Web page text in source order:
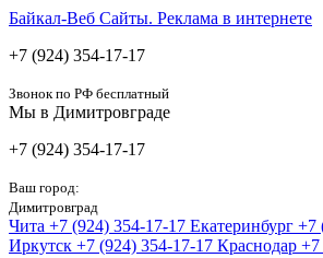
Байкал-Веб Сайты. Реклама в интернете
+7 (924) 354-17-17
Звонок по РФ бесплатный
Мы в Димитровграде
+7 (924) 354-17-17
Ваш город:
Димитровград
Чита +7 (924) 354-17-17 Екатеринбург +7
Иркутск +7 (924) 354-17-17 Краснодар +7